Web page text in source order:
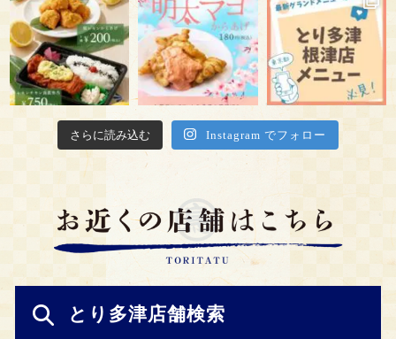
さらに読み込む Instagram でフォロー
とり多津店舗検索